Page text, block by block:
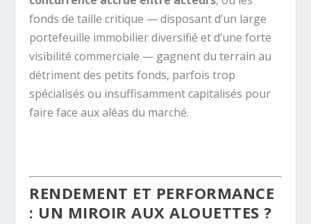
fonds de taille critique — disposant d’un large
portefeuille immobilier diversifié et d’une forte
visibilité commerciale — gagnent du terrain au
détriment des petits fonds, parfois trop
spécialisés ou insuffisamment capitalisés pour
faire face aux aléas du marché.
RENDEMENT ET PERFORMANCE
: UN MIROIR AUX ALOUETTES ?